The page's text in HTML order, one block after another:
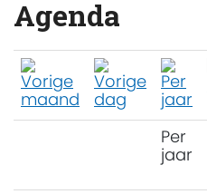
Agenda
Per
jaar